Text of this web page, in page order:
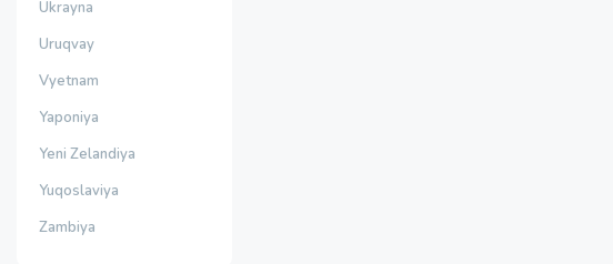
Ukrayna
Uruqvay
Vyetnam
Yaponiya
Yeni Zelandiya
Yuqoslaviya
Zambiya